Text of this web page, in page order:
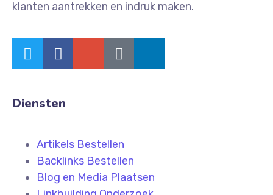
klanten aantrekken en indruk maken.
Diensten
Artikels Bestellen
Backlinks Bestellen
Blog en Media Plaatsen